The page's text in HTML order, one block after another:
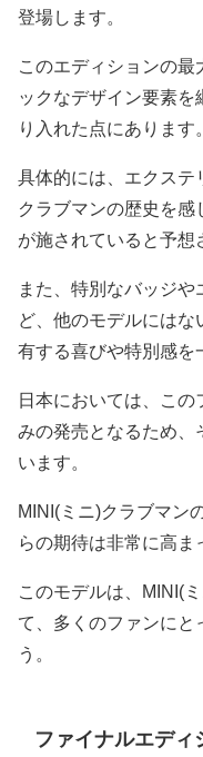
登場します。
このエディションの最
ックなデザイン要素を
り入れた点にあります。
具体的には、エクステ
クラブマンの歴史を感
が施されていると予想
また、特別なバッジ
ど、他のモデルには
有する喜びや特別感を
日本においては、こ
みの発売となるため、
います。
MINI(ミニ)クラブマン
らの期待は非常に高ま
このモデルは、MINI(
て、多くのファンにと
う。
ファイナルエディ